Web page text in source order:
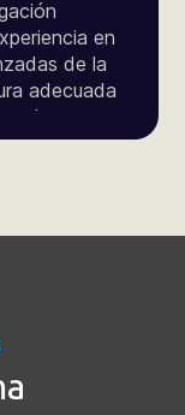
en
de la
adecuada
y el
de
de